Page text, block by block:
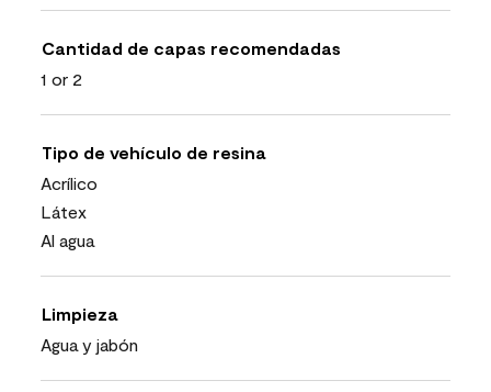
Cantidad de capas recomendadas
1 or 2
Tipo de vehículo de resina
Acrílico
Látex
Al agua
Limpieza
Agua y jabón